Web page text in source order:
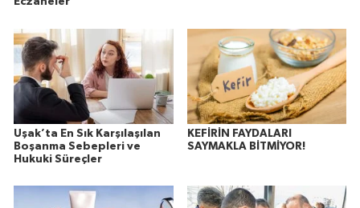
Uşak’ta En Sık Karşılaşılan
Boşanma Sebepleri ve
Hukuki Süreçler
KEFİRİN FAYDALARI
SAYMAKLA BİTMİYOR!